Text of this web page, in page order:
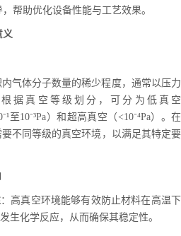
帮助优化设备性能与工艺效果。
义
气体分子数量的稀少程度，通常以压力
据真空等级划分，可分为低真空
至10⁻³Pa）和超高真空（<10⁻⁴Pa）。在
不同等级的真空环境，以满足其特定要
：高真空环境能够有效防止材料在高温下
生化学反应，从而确保其稳定性。